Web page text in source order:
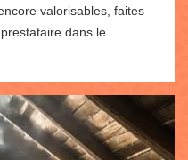
valorisables, faites
dans le